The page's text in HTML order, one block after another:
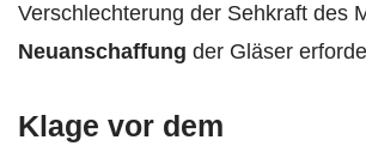
Verschlechterung der Sehkraft des
Neuanschaffung der Gläser
Klage vor dem